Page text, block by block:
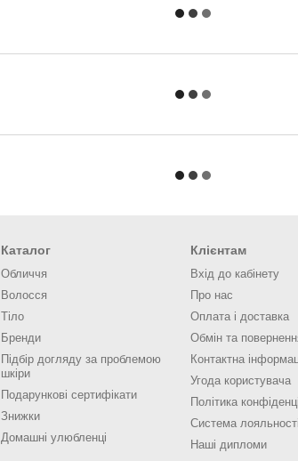
Каталог
Обличчя
Волосся
Тіло
Бренди
Підбір догляду за проблемою
шкіри
Подарункові сертифікати
Знижки
Домашні улюбленці
Клієнтам
Вхід до кабінету
Про нас
Оплата і доставка
Обмін та
Контактна
Угода користувача
Політика
Система лояльності
Наші дипломи